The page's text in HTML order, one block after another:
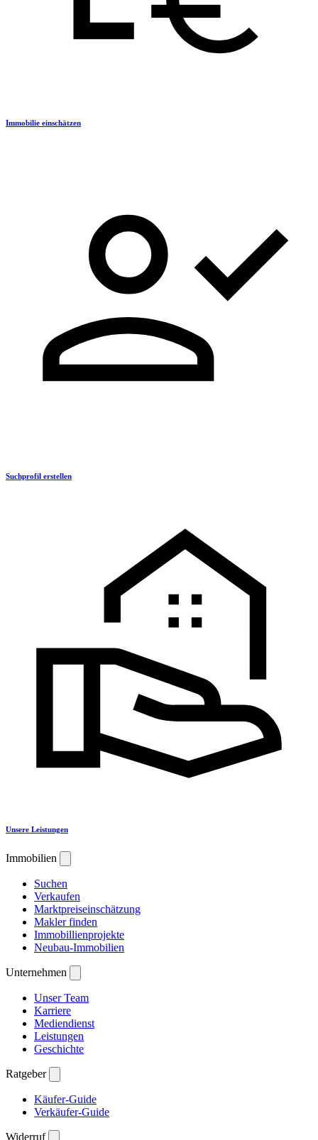
Immobilie einschätzen
Suchprofil erstellen
Unsere Leistungen
Immobilien
Suchen
Verkaufen
Marktpreiseinschätzung
Makler finden
Immobillienprojekte
Neubau-Immobilien
Unternehmen
Unser Team
Karriere
Mediendienst
Leistungen
Geschichte
Ratgeber
Käufer-Guide
Verkäufer-Guide
Widerruf